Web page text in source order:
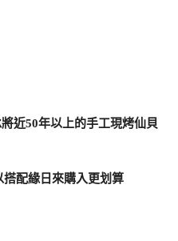
近50年以上的手工現烤仙貝
配緣日來購入更划算